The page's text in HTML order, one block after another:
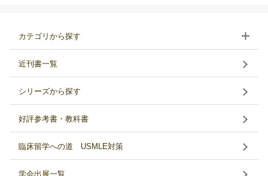
カテゴリから探す
近刊書一覧
シリーズから探す
好評参考書・教科書
臨床留学への道 USMLE対策
学会出展一覧